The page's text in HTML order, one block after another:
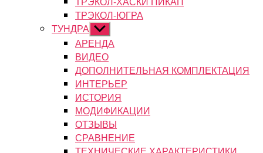
ТРЭКОЛ-ЮГРА
ТУНДРА Показывать
подменю
АРЕНДА
ВИДЕО
ДОПОЛНИТЕЛЬНАЯ КОМПЛЕКТАЦИЯ
ИНТЕРЬЕР
ИСТОРИЯ
МОДИФИКАЦИИ
ОТЗЫВЫ
СРАВНЕНИЕ